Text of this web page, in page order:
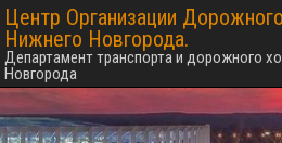
Центр Организации
Нижнего Новгорода.
Департамент транспорта и дорожного
Новгорода